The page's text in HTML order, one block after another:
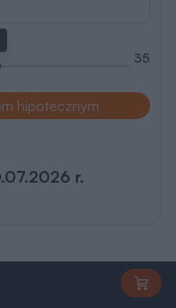
35
hipotecznym
r.